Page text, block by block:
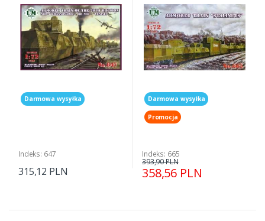
Darmowa wysyłka
Indeks: 647
315,12 PLN
Darmowa wysyłka
Promocja
Indeks: 665
358,56 PLN
393,90 PLN